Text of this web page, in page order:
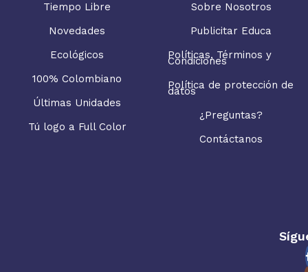
Tiempo Libre
Novedades
Ecológicos
100% Colombiano
Últimas Unidades
Tú logo a Full Color
Sobre Nosotros
Publicitar Educa
Políticas, Términos y
Condiciones
Política de protección de
datos
¿Preguntas?
Contáctanos